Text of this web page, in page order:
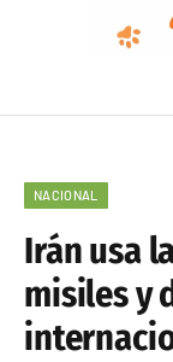
NACIONAL
Irán usa
misiles y